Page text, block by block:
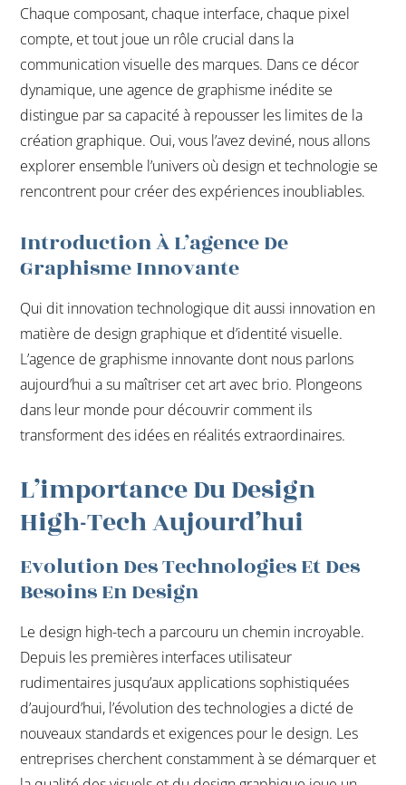
Chaque composant, chaque interface, chaque pixel
compte, et tout joue un rôle crucial dans la
communication visuelle des marques. Dans ce décor
dynamique, une agence de graphisme inédite se
distingue par sa capacité à repousser les limites de la
création graphique. Oui, vous l’avez deviné, nous allons
explorer ensemble l’univers où design et technologie se
rencontrent pour créer des expériences inoubliables.
Introduction À L’agence De
Graphisme Innovante
Qui dit innovation technologique dit aussi innovation en
matière de design graphique et d’identité visuelle.
L’agence de graphisme innovante dont nous parlons
aujourd’hui a su maîtriser cet art avec brio. Plongeons
dans leur monde pour découvrir comment ils
transforment des idées en réalités extraordinaires.
L’importance Du Design
High-Tech Aujourd’hui
Evolution Des Technologies Et Des
Besoins En Design
Le design high-tech a parcouru un chemin incroyable.
Depuis les premières interfaces utilisateur
rudimentaires jusqu’aux applications sophistiquées
d’aujourd’hui, l’évolution des technologies a dicté de
nouveaux standards et exigences pour le design. Les
entreprises cherchent constamment à se démarquer et